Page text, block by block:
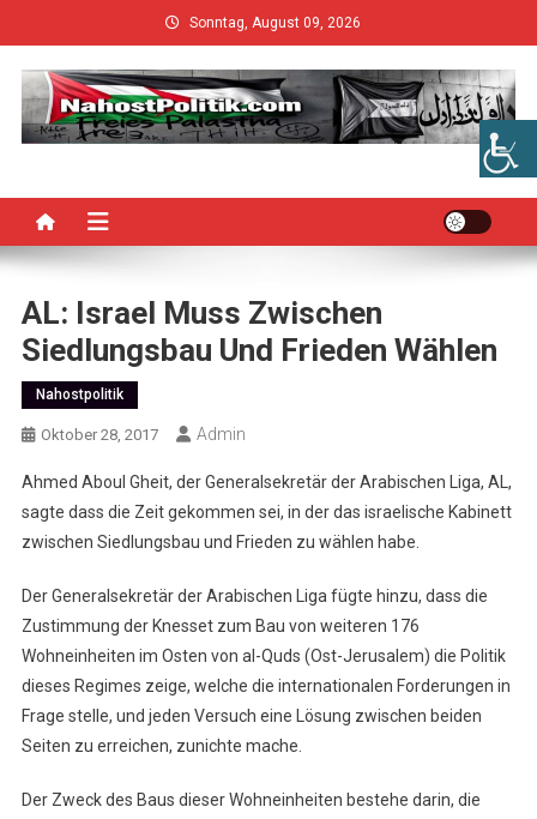
to
content
Sonntag, August 09, 2026
AL: Israel Muss Zwischen
Siedlungsbau Und Frieden Wählen
Nahostpolitik
Oktober 28, 2017 Admin
Ahmed Aboul Gheit, der Generalsekretär der Arabischen Liga, AL,
sagte dass die Zeit gekommen sei, in der das israelische Kabinett
zwischen Siedlungsbau und Frieden zu wählen habe.
Der Generalsekretär der Arabischen Liga fügte hinzu, dass die
Zustimmung der Knesset zum Bau von weiteren 176
Wohneinheiten im Osten von al-Quds (Ost-Jerusalem) die Politik
dieses Regimes zeige, welche die internationalen Forderungen in
Frage stelle, und jeden Versuch eine Lösung zwischen beiden
Seiten zu erreichen, zunichte mache.
Der Zweck des Baus dieser Wohneinheiten bestehe darin, die